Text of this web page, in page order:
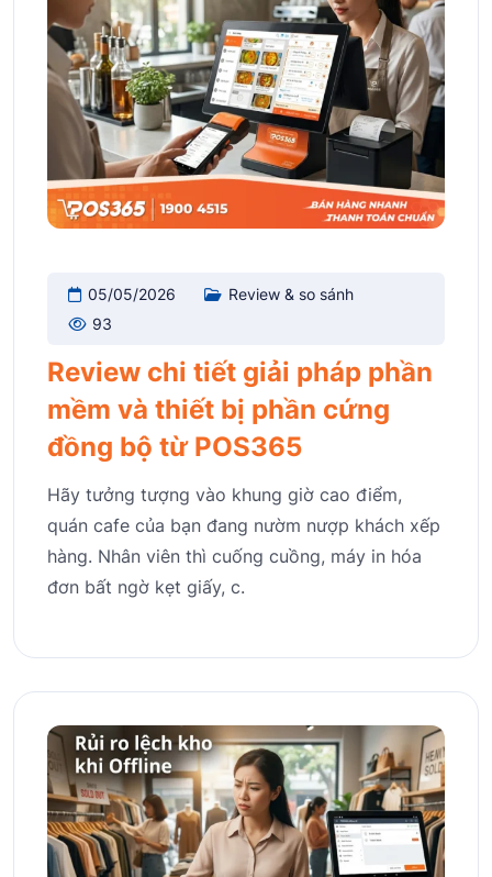
05/05/2026
Review & so sánh
93
Review chi tiết giải pháp phần
mềm và thiết bị phần cứng
đồng bộ từ POS365
Hãy tưởng tượng vào khung giờ cao điểm,
quán cafe của bạn đang nườm nượp khách xếp
hàng. Nhân viên thì cuống cuồng, máy in hóa
đơn bất ngờ kẹt giấy, c.